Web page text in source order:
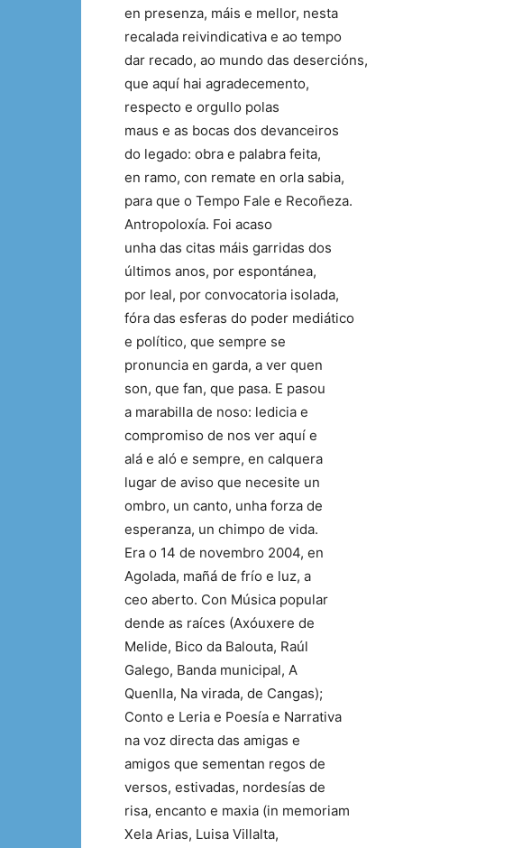
en presenza, máis e mellor, nesta
recalada reivindicativa e ao tempo
dar recado, ao mundo das desercións,
que aquí hai agradecemento,
respecto e orgullo polas
maus e as bocas dos devanceiros
do legado: obra e palabra feita,
en ramo, con remate en orla sabia,
para que o Tempo Fale e Recoñeza.
Antropoloxía. Foi acaso
unha das citas máis garridas dos
últimos anos, por espontánea,
por leal, por convocatoria isolada,
fóra das esferas do poder mediático
e político, que sempre se
pronuncia en garda, a ver quen
son, que fan, que pasa. E pasou
a marabilla de noso: ledicia e
compromiso de nos ver aquí e
alá e aló e sempre, en calquera
lugar de aviso que necesite un
ombro, un canto, unha forza de
esperanza, un chimpo de vida.
Era o 14 de novembro 2004, en
Agolada, mañá de frío e luz, a
ceo aberto. Con Música popular
dende as raíces (Axóuxere de
Melide, Bico da Balouta, Raúl
Galego, Banda municipal, A
Quenlla, Na virada, de Cangas);
Conto e Leria e Poesía e Narrativa
na voz directa das amigas e
amigos que sementan regos de
versos, estivadas, nordesías de
risa, encanto e maxia (in memoriam
Xela Arias, Luisa Villalta,